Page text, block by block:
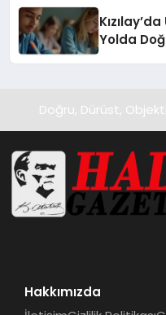
Yolda
Doğru, Dürüst,
Hakkımızda